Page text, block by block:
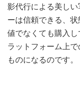
影代行による美し
ーは信頼できる、
値でなくても購入
ラットフォーム上
ものになるのです。